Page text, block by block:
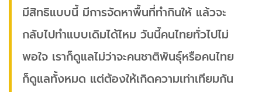
มีสิทธิแบบนี้ มีการจัดหาพื้นที่ทำกินให้ แล้วจะ
กลับไปทำแบบเดิมได้ไหม วันนี้คนไทยทั่วไปไม่
พอใจ เราก็ดูแลไม่ว่าจะคนชาติพันธุ์หรือคนไทย
ก็ดูแลทั้งหมด แต่ต้องให้เกิดความเท่าเทียมกัน